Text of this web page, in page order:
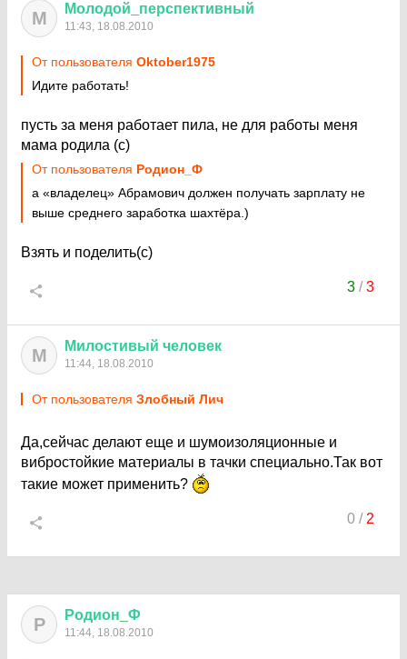
М Молодой перспективный
11:43, 18.08.2010
От пользователя Oktober1975
Идите работать!
пусть за меня работает пила, не для работы меня
мама родила (с)
От пользователя Родион_Ф
а «владелец» Абрамович должен получать зарплату не
выше среднего заработка шахтёра.)
Взять и поделить(с)
3/3
М Милостивый человек
11:44, 18.08.2010
От пользователя Злобный Лич
Да,сейчас делают еще и шумоизоляционные и
вибростойкие материалы в тачки специально.Так вот
такие может применить?
0/ 2
Р Родион Ф
11:44, 18.08.2010